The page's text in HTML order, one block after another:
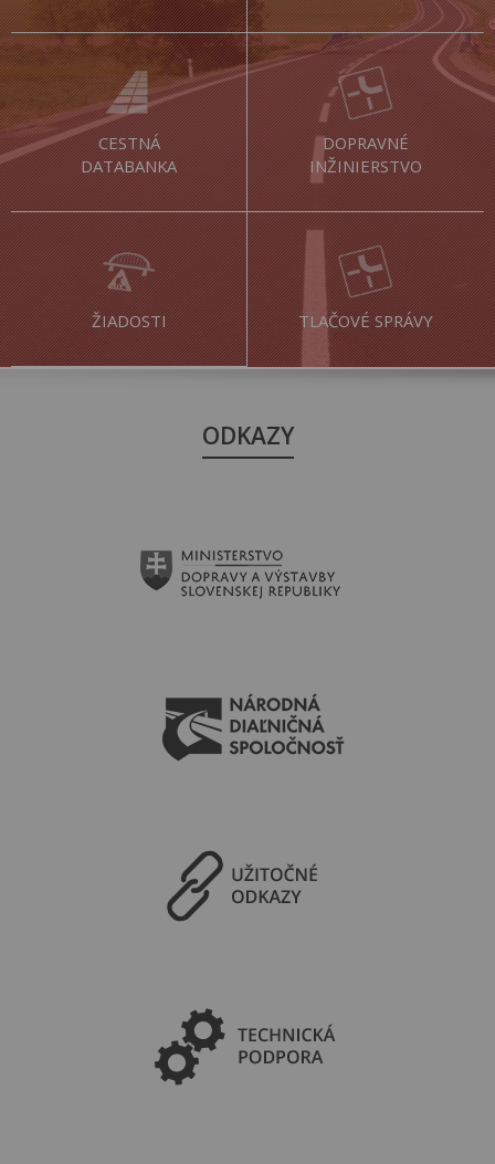
CESTNÁ
DATABANKA
DOPRAVNÉ
INŽINIERSTVO
ŽIADOSTI TLAČOVÉ SPRÁVY
ODKAZY